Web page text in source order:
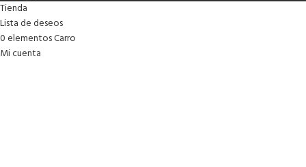
Tienda
Lista de deseos
0elementosCarro
Mi cuenta